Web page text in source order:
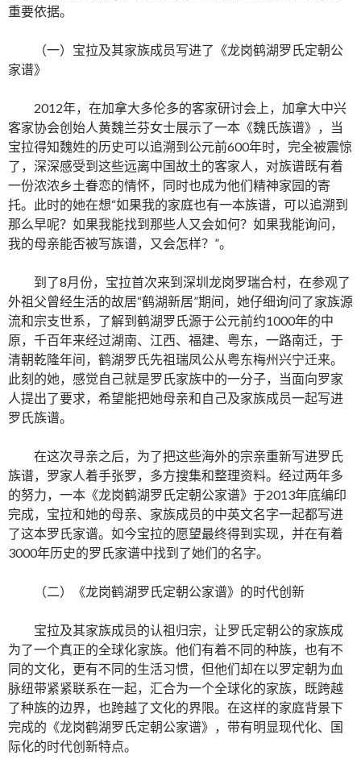
重要依据。
（一）宝拉及其家族成员写进了《龙岗鹤湖罗氏定朝公
家谱》
2012年，在加拿大多伦多的客家研讨会上，加拿大中兴
客家协会创始人黄魏兰芬女士展示了一本《魏氏族谱》，当
宝拉得知魏姓的历史可以追溯到公元前600年时，完全被震惊
了，深深感受到这些远离中国故土的客家人，对族谱既有着
一份浓浓乡土眷恋的情怀，同时也成为他们精神家园的寄
托。此时的她在想“如果我的家庭也有一本族谱，可以追溯到
那么早呢？如果我能找到那些人又会如何？如果我能询问，
我的母亲能否被写族谱，又会怎样？”。
到了8月份，宝拉首次来到深圳龙岗罗瑞合村，在参观了
外祖父曾经生活的故居“鹤湖新居”期间，她仔细询问了家族源
流和宗支世系，了解到鹤湖罗氏源于公元前约1000年的中
原，千百年来经过湖南、江西、福建、粤东，一路南迁，于
清朝乾隆年间，鹤湖罗氏先祖瑞凤公从粤东梅州兴宁迁来。
此刻的她，感觉自己就是罗氏家族中的一分子，当面向罗家
人提出了要求，希望能把她母亲和自己及家族成员一起写进
罗氏族谱。
在这次寻亲之后，为了把这些海外的宗亲重新写进罗氏
族谱，罗家人着手张罗，多方搜集和整理资料。经过两年多
的努力，一本《龙岗鹤湖罗氏定朝公家谱》于2013年底编印
完成，宝拉和她的母亲、家族成员的中英文名字一起都写进
了这本罗氏家谱。如今宝拉的愿望最终得到实现，并在有着
3000年历史的罗氏家谱中找到了她们的名字。
（二）《龙岗鹤湖罗氏定朝公家谱》的时代创新
宝拉及其家族成员的认祖归宗，让罗氏定朝公的家族成
为了一个真正的全球化家族。他们有着不同的种族，也有不
同的文化，更有不同的生活习惯，但他们却在以罗定朝为血
脉纽带紧紧联系在一起，汇合为一个全球化的家族，既跨越
了种族的边界，也跨越了文化的界限。在这样的家庭背景下
完成的《龙岗鹤湖罗氏定朝公家谱》，带有明显现代化、国
际化的时代创新特点。